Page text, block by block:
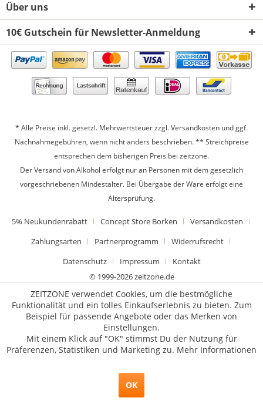
Über uns
10€ Gutschein für Newsletter-Anmeldung
* Alle Preise inkl. gesetzl. Mehrwertsteuer zzgl.Versandkosten und ggf.
Nachnahmegebühren, wenn nicht anders beschrieben. ** Streichpreise
entsprechen dem bisherigen Preis bei zeitzone.
Der Versand von Alkohol erfolgt nur an Personen mit dem gesetzlich
vorgeschriebenen Mindestalter. Bei Übergabe der Ware erfolgt eine
Altersprüfung.
5% Neukundenrabatt Concept Store Borken
Versandkosten
Zahlungsarten
Partnerprogramm
Widerrufsrecht
Datenschutz
Impressum
Kontakt
© 1999-2026 zeitzone.de
ZEITZONE verwendet Cookies, um die bestmögliche
Funktionalität und ein tolles Einkaufserlebnis zu bieten. Zum
Beispiel für passende Angebote oder das Merken von
Einstellungen.
Mit einem Klick auf "OK" stimmst Du der Nutzung für
Präferenzen, Statistiken und Marketing zu. Mehr Informationen
OK